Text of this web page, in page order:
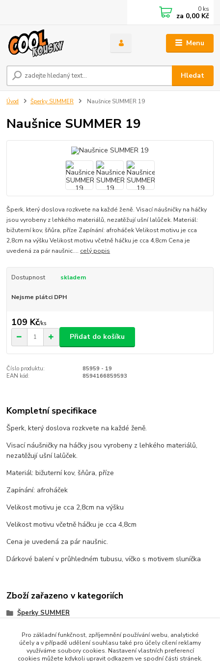
Menu
Hledat
0 ks
za 0,00 Kč
Úvod Šperky SUMMER Naušnice SUMMER 19
Naušnice SUMMER 19
Šperk, který doslova rozkvete na každé ženě. Visací náušničky na háčky
jsou vyrobeny z lehkého materiálů, nezatěžují ušní lalůček. Materiál:
bižuterní kov, šňůra, příze Zapínání: afroháček Velikost motivu je cca
2,8cm na výšku Velikost motivu včetně háčku je cca 4,8cm Cena je
uvedená za pár naušnic.... celý popis
Dostupnost skladem
Nejsme plátci DPH
109 Kč/ks
Přidat do košíku
Číslo produktu:
85959 - 19
EAN kód:
8594166859593
Kompletní specifikace
Šperk, který doslova rozkvete na každé ženě.
Visací náušničky na háčky jsou vyrobeny z lehkého materiálů,
nezatěžují ušní lalůček.
Materiál: bižuterní kov, šňůra, příze
Zapínání: afroháček
Velikost motivu je cca 2,8cm na výšku
Velikost motivu včetně háčku je cca 4,8cm
Cena je uvedená za pár naušnic.
Dárkové balení v průhledném tubusu, víčko s motivem sluníčka
Zboží zařazeno v kategoriích
Šperky SUMMER
Pro základní funkčnost, zpříjemnění používání webu, analytické
účely a v případě udělení souhlasu také pro účely cílení reklamy
využíváme soubory cookies. Nastavení vlastních preferencí
cookies můžete kdykoli upravit odkazem ve spodní části stránek.